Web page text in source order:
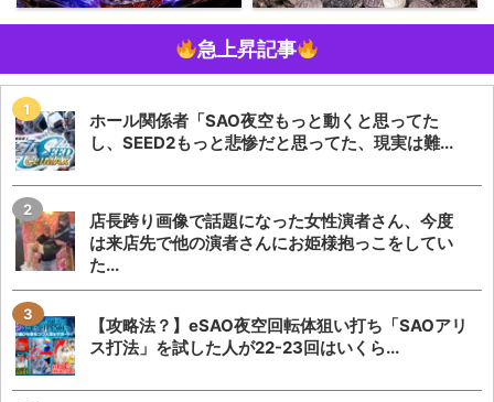
急上昇記事
ホール関係者「SAO夜空もっと動くと思ってた
し、SEED2もっと悲惨だと思ってた、現実は難...
店長跨り画像で話題になった女性演者さん、今度
は来店先で他の演者さんにお姫様抱っこをしてい
た...
【攻略法？】eSAO夜空回転体狙い打ち「SAOアリ
ス打法」を試した人が22-23回はいくら...